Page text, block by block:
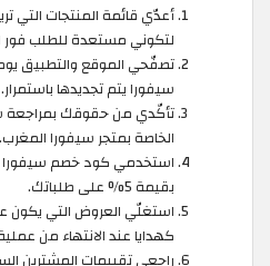
أعدّي قائمة المنتجات التي
لتكوني مستعدة للطلب فور
تصفّحي الموقع والتطبيق
سيفورا يتم تجديدها باستمرار.
تأكّدي من حقوقك بمراجعة
الخاصة بمتجر سيفورا المغرب.
استخدمي كود خصم
بقيمة 5% على طلباتك.
استغلّي العروض التي يكون
كهدايا عند الانتهاء من
راجعي تقييمات المشترين